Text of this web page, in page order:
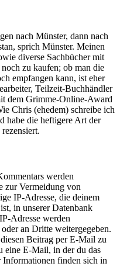
nach Münster, dann nach
sprich Münster. Meinen
diverse Sachbücher mit
zu kaufen; ob man die
empfangen kann, ist eher
Teilzeit-Buchhändler
dem Grimme-Online-Award
Chris (ehedem) schreibe ich
habe die heftigere Art der
werden
zur Vermeidung von
IP-Adresse, die deinem
in unserer Datenbank
Adresse werden
an Dritte weitergegeben.
Beitrag per E-Mail zu
eine E-Mail, in der du das
Informationen finden sich in